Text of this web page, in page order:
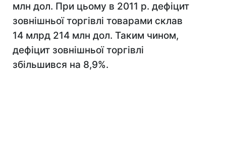
млн дол. При цьому в 2011 р. дефіцит
зовнішньої торгівлі товарами склав
14 млрд 214 млн дол. Таким чином,
дефіцит зовнішньої торгівлі
збільшився на 8,9%.